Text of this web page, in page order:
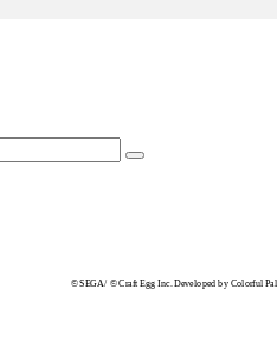
© SEGA / © Craft Egg Inc. Developed by Colorful